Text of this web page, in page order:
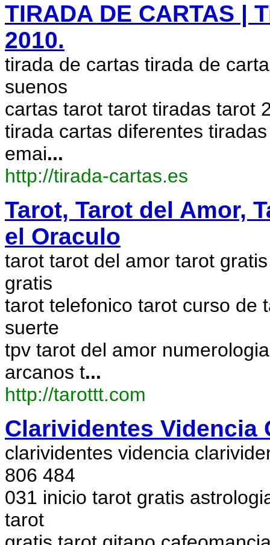
TIRADA DE CARTAS |
2010.
tirada de cartas tirada de
suenos
cartas tarot tarot tiradas tarot
tirada cartas diferentes
emai...
http://tirada-cartas.es
Tarot, Tarot del Amor,
el Oraculo
tarot tarot del amor tarot
gratis
tarot telefonico tarot curso de
suerte
tpv tarot del amor
arcanos t...
http://tarottt.com
Clarividentes Videncia
clarividentes videncia
806 484
031 inicio tarot gratis
tarot